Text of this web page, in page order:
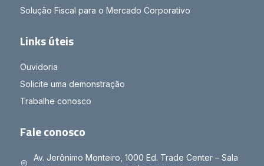
Solução Fiscal para o Mercado Corporativo
Links úteis
Ouvidoria
Solicite uma demonstração
Trabalhe conosco
Fale conosco
Av. Jerônimo Monteiro, 1000 Ed. Trade Center – Sala